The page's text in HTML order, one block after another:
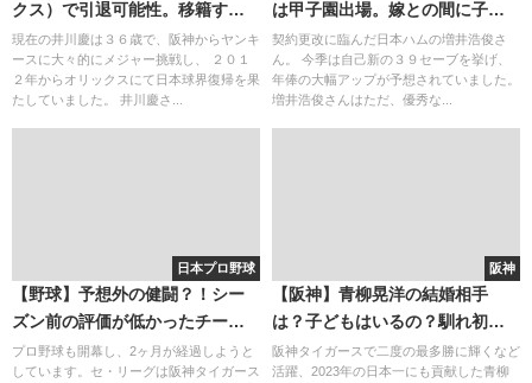
クス）で引退可能性。移籍する
なら阪神復帰？全盛期の伝説エ
ピソード
現在の井川慶は３６歳で、阪神からヤンキ
ースに大々的にメジャー挑戦し、 ２０１
２年からオリックスにて日本球界復帰を果
たしていました。 井川慶さ...
は甲子園出場。嫁との間に子供
は？かっこいいイケメン守護神
に注目！
契約更改に臨んだ日本ハムの増井浩俊さ
ん。 今季は自己新の３９セーブを挙げ、
年俸の大幅アップが予想されていました。
増井浩俊さんはただ、優秀な...
日本プロ野球
【野球】予想外の健闘？！シー
ズン前の評価が低かったチーム
の成績まとめ
プロ野球も開幕し、2ヶ月が経過しようと
しています。セ・リーグは阪神タイガース
阪神
【阪神】青柳晃洋の結婚相手
は？子どもはいるの？馴れ初め
や家族構成を調査！
阪神タイガースで二度の最多勝に輝くなど
活躍、2023年の日本一にも貢献した青柳